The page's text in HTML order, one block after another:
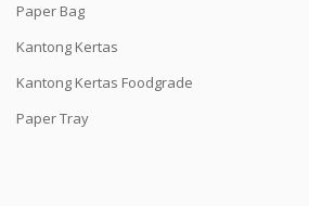
Paper Bag
Kantong Kertas
Kantong Kertas Foodgrade
Paper Tray